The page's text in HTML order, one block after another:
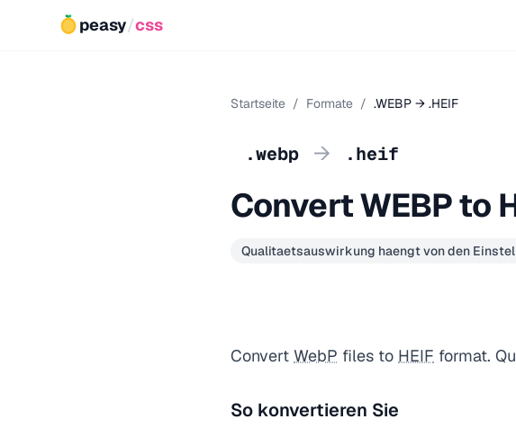
peasy/css
Startseite / Formate / .WEBP → .HEIF
.webp → .heif
Convert WEBP to
Qualitaetsauswirkung haengt von den
Convert WebP files to HEIF format.
So konvertieren Sie